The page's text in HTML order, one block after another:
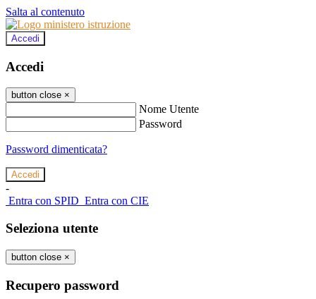
Salta al contenuto
Accedi
Accedi
button close ×
Nome Utente
Password
Password dimenticata?
-
Entra con SPID Entra con CIE
Seleziona utente
button close ×
Recupero password